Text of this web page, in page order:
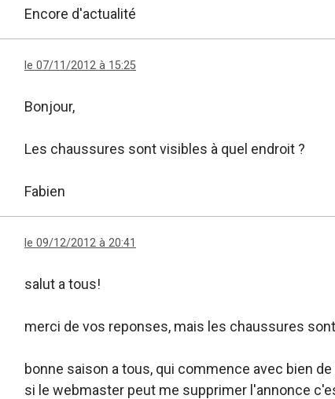
Encore d'actualité
le 07/11/2012 à 15:25
Bonjour,
Les chaussures sont visibles à quel endroit ?
Fabien
le 09/12/2012 à 20:41
salut a tous!
merci de vos reponses, mais les chaussures
bonne saison a tous, qui commence avec bien de
si le webmaster peut me supprimer l'annonce